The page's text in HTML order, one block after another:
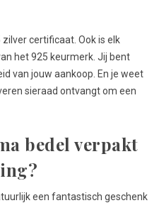
certificaat. Ook is elk
het 925 keurmerk. Jij bent
van jouw aankoop. En je weet
sieraad ontvangt om een
bedel verpakt
een fantastisch geschenk